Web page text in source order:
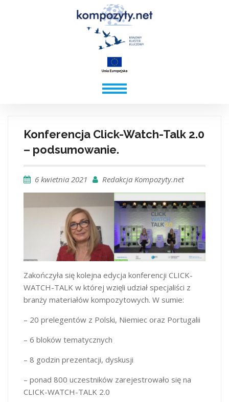
Konferencja Click-Watch-Talk 2.0
– podsumowanie.
6 kwietnia 2021 Redakcja Kompozyty.net
Zakończyła się kolejna edycja konferencji CLICK-
WATCH-TALK w której wzięli udział specjaliści z
branży materiałów kompozytowych. W sumie:
– 20 prelegentów z Polski, Niemiec oraz Portugalii
– 6 bloków tematycznych
– 8 godzin prezentacji, dyskusji
– ponad 800 uczestników zarejestrowało się na
CLICK-WATCH-TALK 2.0